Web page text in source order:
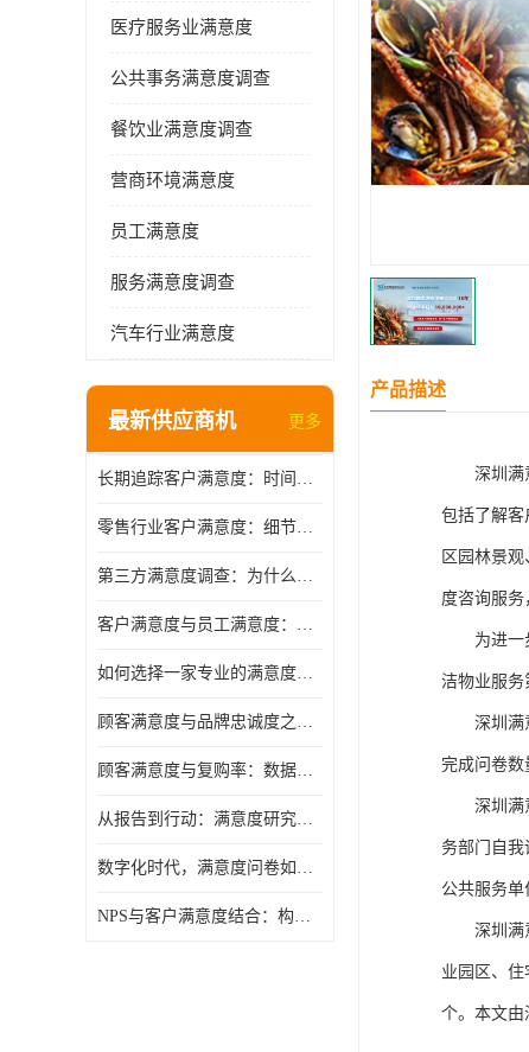
医疗服务业满意度
公共事务满意度调查
餐饮业满意度调查
营商环境满意度
员工满意度
服务满意度调查
汽车行业满意度
最新供应商机 更多
长期追踪客户满意度：时间维度上的管理智慧
零售行业客户满意度：细节决定复购率
第三方满意度调查：为什么企业需要"外脑"视角
客户满意度与员工满意度：一枚硬币的两面
如何选择一家专业的满意度调研公司
顾客满意度与品牌忠诚度之间，隔着一层"体验管理"
顾客满意度与复购率：数据背后的商业逻辑
从报告到行动：满意度研究的落地之道
数字化时代，满意度问卷如何与时俱进
NPS与客户满意度结合：构建更完整的忠诚度调查预测模型
产品描述
深圳满
包括了解
区园林景
度咨询服务
为进一
洁物业服务
深圳满
完成问卷数
深圳满
务部门自我
公共服务单
深圳满
业园区、
个。 本文由